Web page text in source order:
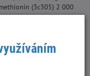
(3c305) 2 000
askorbyl